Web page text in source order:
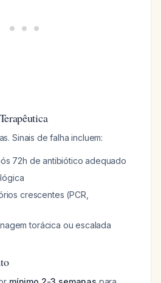
Sinais de falha incluem:
72h de antibiótico adequado
crescentes (PCR,
torácica ou escalada